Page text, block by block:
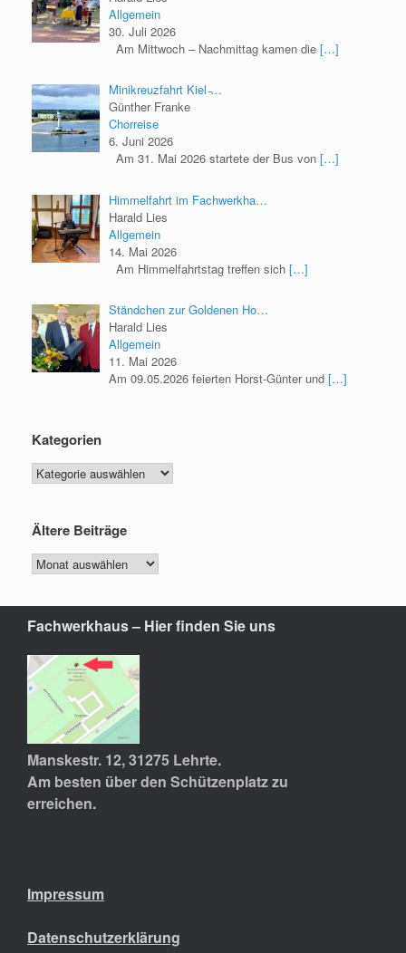
Allgemein
30. Juli 2026
Am Mittwoch – Nachmittag kamen die […]
Minikreuzfahrt Kiel ̵…
Günther Franke
Chorreise
6. Juni 2026
Am 31. Mai 2026 startete der Bus von […]
Himmelfahrt im Fachwerkha…
Harald Lies
Allgemein
14. Mai 2026
Am Himmelfahrtstag treffen sich […]
Ständchen zur Goldenen Ho…
Harald Lies
Allgemein
11. Mai 2026
Am 09.05.2026 feierten Horst-Günter und […]
Kategorien
Ältere Beiträge
Fachwerkhaus – Hier finden Sie uns
Manskestr. 12, 31275 Lehrte.
Am besten über den Schützenplatz zu
erreichen.
Impressum
Datenschutzerklärung